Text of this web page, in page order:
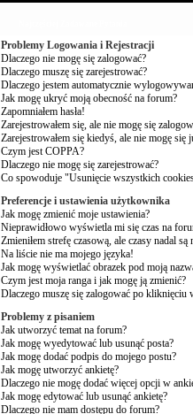
Problemy Logowania i Rejestracji
Dlaczego nie mogę się zalogować?
Dlaczego muszę się zarejestrować?
Dlaczego jestem automatycznie
Jak mogę ukryć moją obecność na forum?
Zapomniałem hasła!
Zarejestrowałem się, ale nie mogę się
Zarejestrowałem się kiedyś, ale nie mogę się
Czym jest COPPA?
Dlaczego nie mogę się zarejestrować?
Co spowoduje "Usunięcie wszystkich
Preferencje i ustawienia użytkownika
Jak mogę zmienić moje ustawienia?
Nieprawidłowo wyświetla mi się czas na
Zmieniłem strefę czasową, ale czasy nadal są
Na liście nie ma mojego języka!
Jak mogę wyświetlać obrazek pod moją
Czym jest moja ranga i jak mogę ją zmienić?
Dlaczego muszę się zalogować po kliknięciu
Problemy z pisaniem
Jak utworzyć temat na forum?
Jak mogę wyedytować lub usunąć posta?
Jak mogę dodać podpis do mojego postu?
Jak mogę utworzyć ankietę?
Dlaczego nie mogę dodać więcej opcji w
Jak mogę edytować lub usunąć ankietę?
Dlaczego nie mam dostępu do forum?